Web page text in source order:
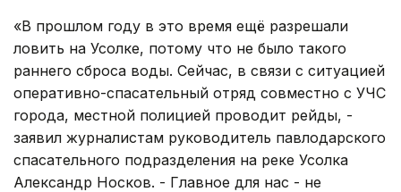
«В прошлом году в это время ещё разрешали
ловить на Усолке, потому что не было такого
раннего сброса воды. Сейчас, в связи с ситуацией
оперативно-спасательный отряд совместно с УЧС
города, местной полицией проводит рейды, -
заявил журналистам руководитель павлодарского
спасательного подразделения на реке Усолка
Александр Носков. - Главное для нас - не